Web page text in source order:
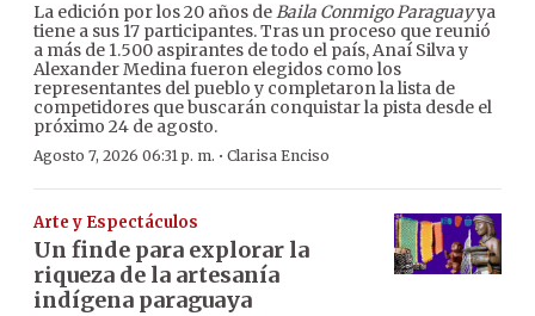
La edición por los 20 años deBaila Conmigo Paraguayya
tiene a sus 17 participantes. Tras un proceso que reunió
a más de 1.500 aspirantes de todo el país, Anaí Silva y
Alexander Medina fueron elegidos como los
representantes del pueblo y completaron la lista de
competidores que buscarán conquistar la pista desde el
próximo 24 de agosto.
Agosto 7, 2026 06:31 p. m. · Clarisa Enciso
Arte y Espectáculos
Un finde para explorar la
riqueza de la artesanía
indígena paraguaya